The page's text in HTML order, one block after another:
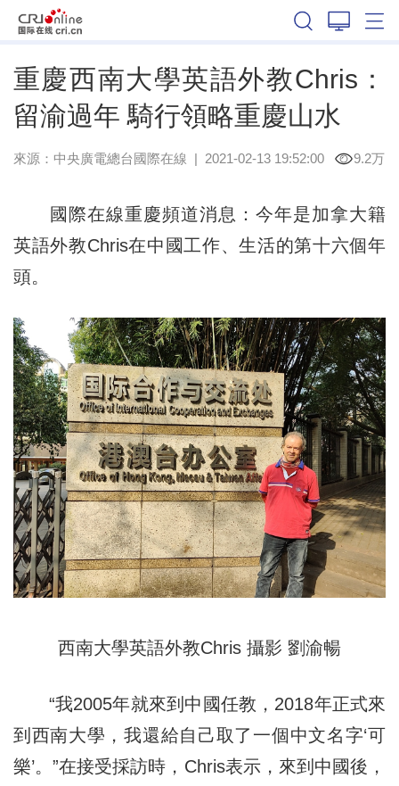
重慶西南大學英語外教Chris：
留渝過年 騎行領略重慶山水
來源： 中央廣電總台國際在線 | 2021-02-13 19:52:00 9.2万
國際在線重慶頻道消息：今年是加拿大籍
英語外教Chris在中國工作、生活的第十六個年
頭。
西南大學英語外教Chris 攝影 劉渝暢
“我2005年就來到中國任教，2018年正式來
到西南大學，我還給自己取了一個中文名字‘可
樂’。”在接受採訪時，Chris表示，來到中國後，